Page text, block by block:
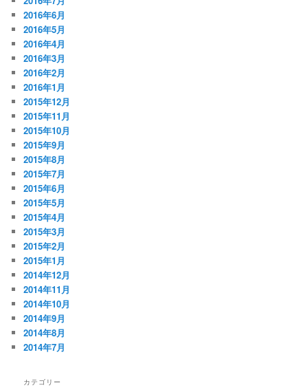
2016年6月
2016年5月
2016年4月
2016年3月
2016年2月
2016年1月
2015年12月
2015年11月
2015年10月
2015年9月
2015年8月
2015年7月
2015年6月
2015年5月
2015年4月
2015年3月
2015年2月
2015年1月
2014年12月
2014年11月
2014年10月
2014年9月
2014年8月
2014年7月
カテゴリー